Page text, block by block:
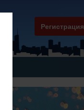
Регистрация